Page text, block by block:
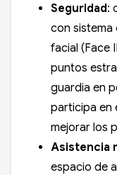
Seguridad:
con
facial (Face
puntos
guardia en
participa en
mejorar los
Asistencia
espacio de